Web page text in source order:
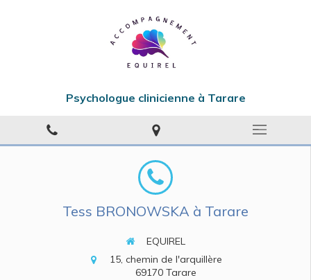
Psychologue clinicienne à Tarare
Tess BRONOWSKA à Tarare
EQUIREL
15, chemin de l'arquillère
69170 Tarare